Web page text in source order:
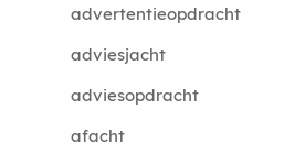
advertentieopdracht
adviesjacht
adviesopdracht
afacht